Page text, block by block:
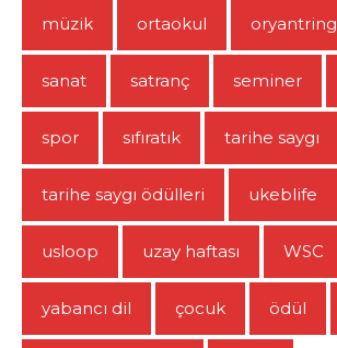
müzik ortaokul oryantring
sanat satranç seminer
spor sıfıratık tarihe saygı
tarihe saygı ödülleri ukeblife
usloop uzay haftası WSC
yabancı dil çocuk ödül